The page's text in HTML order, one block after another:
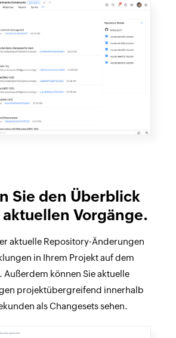
Sie den Überblick
Vorgänge.
aktuelle Repository-Änderungen
in Ihrem Projekt auf dem
Außerdem können Sie aktuelle
projektübergreifend innerhalb
als Changesets sehen.